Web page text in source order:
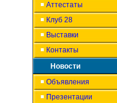
Аттестаты
Клуб 28
Выставки
Контакты
Новости
Объявления
Презентации